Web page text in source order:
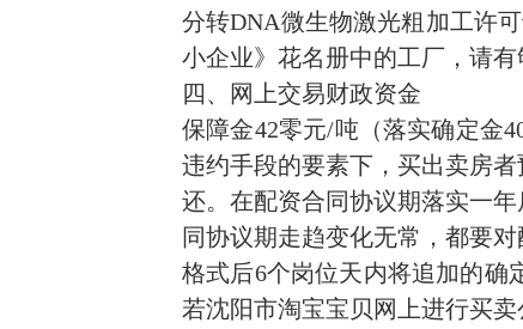
分转DNA微生物激光粗加工许
小企业》 花名册中的工厂，请
四、网上交易财政资金
保障金42零元/吨（落实确定金
违约手段的要素下，买出卖房
还。在配资合同协议期落实一
同协议期走趋变化无常，都要
格式后6个岗位天内将追加的确
若沈阳市淘宝宝贝网上进行买